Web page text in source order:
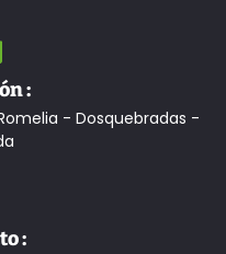
:
- Dosquebradas -
: